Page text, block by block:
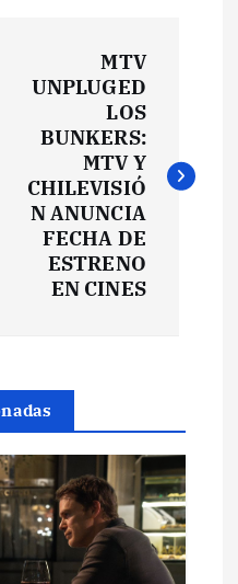
MTV
UNPLUGED
LOS
BUNKERS:
MTV Y
CHILEVISIÓ
N ANUNCIA
FECHA DE
ESTRENO
EN CINES